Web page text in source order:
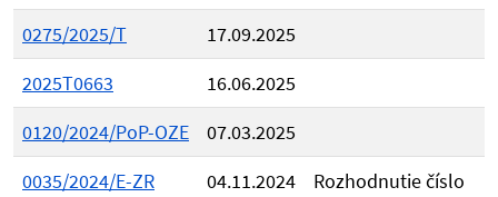
0275/2025/T
17.09.2025
2025T0663
16.06.2025
0120/2024/PoP-OZE
07.03.2025
0035/2024/E-ZR
04.11.2024
Rozhodnutie číslo